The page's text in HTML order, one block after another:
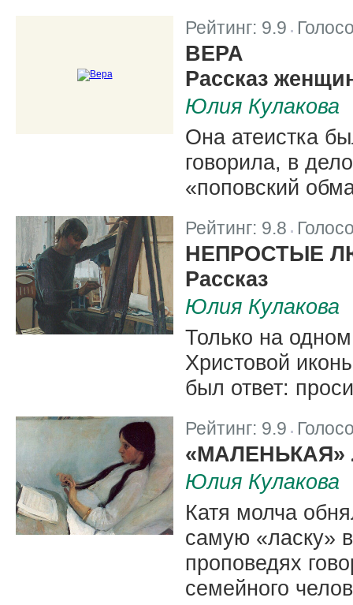
Рейтинг: 9.9 |
ВЕРА
Рассказ
Юлия Кулакова
Она атеистка
говорила, в
«поповский
Рейтинг: 9.8 |
НЕПРОСТЫЕ
Рассказ
Юлия Кулакова
Только на
Христовой
был ответ:
Рейтинг: 9.9
Юлия Кулакова
Катя молча
самую «ласку»
проповедях
семейного